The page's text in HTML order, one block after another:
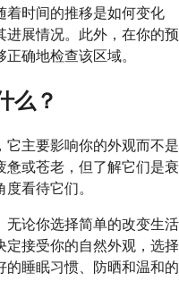
着时间的推移是如何变化
进展情况。此外，在你的预
确地检查该区域。
么？
它主要影响你的外观而不是
惫或苍老，但了解它们是衰
看待它们。
无论你选择简单的改变生活
定接受你的自然外观，选择
的睡眠习惯、防晒和温和的